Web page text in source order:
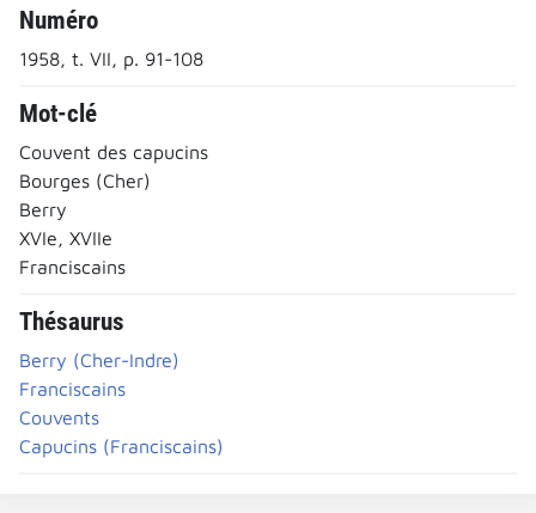
Numéro
1958, t. VII, p. 91-108
Mot-clé
Couvent des capucins
Bourges (Cher)
Berry
XVIe, XVIIe
Franciscains
Thésaurus
Berry (Cher-Indre)
Franciscains
Couvents
Capucins (Franciscains)